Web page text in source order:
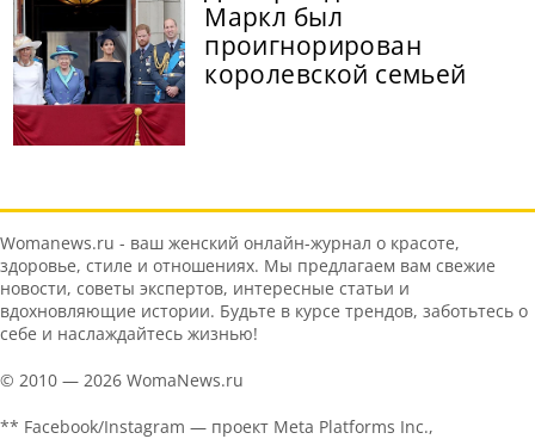
Маркл был
проигнорирован
королевской семьей
Womanews.ru - ваш женский онлайн-журнал о красоте,
здоровье, стиле и отношениях. Мы предлагаем вам свежие
новости, советы экспертов, интересные статьи и
вдохновляющие истории. Будьте в курсе трендов, заботьтесь о
себе и наслаждайтесь жизнью!
© 2010 — 2026 WomaNews.ru
** Facebook/Instagram — проект Meta Platforms Inc.,